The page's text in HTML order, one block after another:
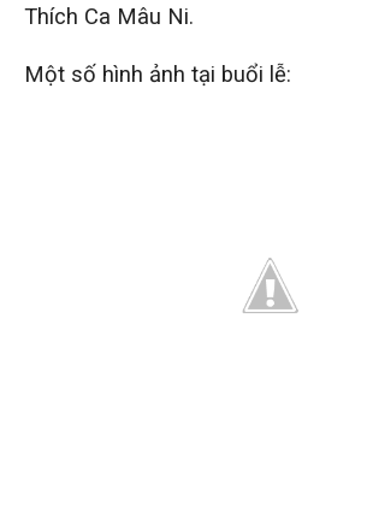
Thích Ca Mâu Ni.
Một số hình ảnh tại buổi lễ: